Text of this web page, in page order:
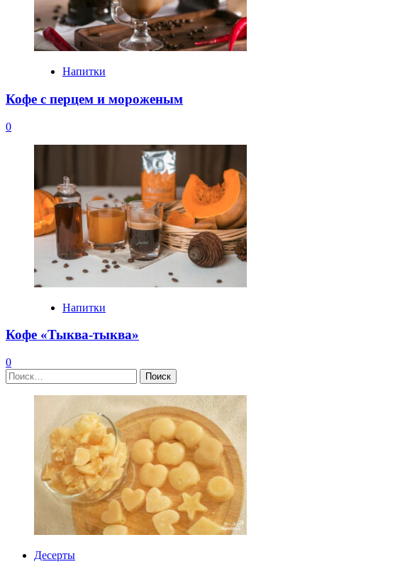
Напитки
Кофе с перцем и мороженым
0
Напитки
Кофе «Тыква-тыква»
0
Найти:
Десерты